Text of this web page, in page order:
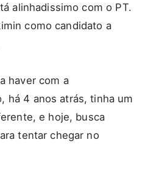
alinhadissimo com o PT.
como candidato a
haver com a
há 4 anos atrás, tinha um
e hoje, busca
tentar chegar no